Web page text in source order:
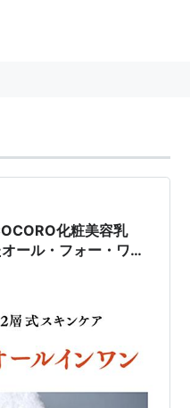
化粧美容乳
ール・フォー・ワン